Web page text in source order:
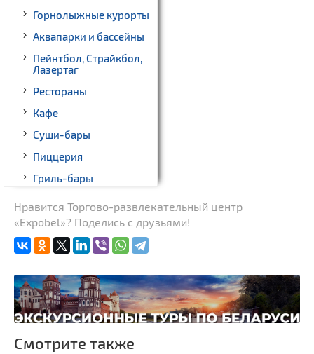
Горнолыжные курорты
Аквапарки и бассейны
Пейнтбол, Страйкбол,
Лазертаг
Рестораны
Кафе
Суши-бары
Пиццерия
Гриль-бары
Театры
Ночные клубы
Бильярд
Казино
универмаги
Нравится Торгово-развлекательный центр
«Expobel»? Поделись с друзьями!
Смотрите также